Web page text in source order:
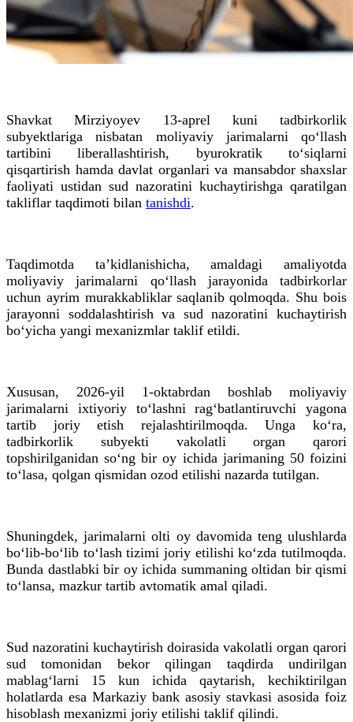
Shavkat Mirziyoyev 13-aprel kuni tadbirkorlik
subyektlariga nisbatan moliyaviy jarimalarni qo‘llash
tartibini liberallashtirish, byurokratik to‘siqlarni
qisqartirish hamda davlat organlari va mansabdor shaxslar
faoliyati ustidan sud nazoratini kuchaytirishga qaratilgan
takliflar taqdimoti bilan tanishdi.
Taqdimotda ta’kidlanishicha, amaldagi amaliyotda
moliyaviy jarimalarni qo‘llash jarayonida tadbirkorlar
uchun ayrim murakkabliklar saqlanib qolmoqda. Shu bois
jarayonni soddalashtirish va sud nazoratini kuchaytirish
bo‘yicha yangi mexanizmlar taklif etildi.
Xususan, 2026-yil 1-oktabrdan boshlab moliyaviy
jarimalarni ixtiyoriy to‘lashni rag‘batlantiruvchi yagona
tartib joriy etish rejalashtirilmoqda. Unga ko‘ra,
tadbirkorlik subyekti vakolatli organ qarori
topshirilganidan so‘ng bir oy ichida jarimaning 50 foizini
to‘lasa, qolgan qismidan ozod etilishi nazarda tutilgan.
Shuningdek, jarimalarni olti oy davomida teng ulushlarda
bo‘lib-bo‘lib to‘lash tizimi joriy etilishi ko‘zda tutilmoqda.
Bunda dastlabki bir oy ichida summaning oltidan bir qismi
to‘lansa, mazkur tartib avtomatik amal qiladi.
Sud nazoratini kuchaytirish doirasida vakolatli organ qarori
sud tomonidan bekor qilingan taqdirda undirilgan
mablag‘larni 15 kun ichida qaytarish, kechiktirilgan
holatlarda esa Markaziy bank asosiy stavkasi asosida foiz
hisoblash mexanizmi joriy etilishi taklif qilindi.